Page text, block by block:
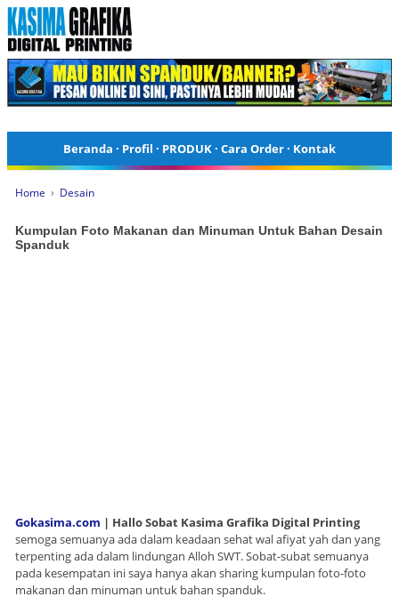
Beranda · Profil · PRODUK· Cara Order· Kontak
Home › Desain
Kumpulan Foto Makanan dan Minuman Untuk Bahan Desain
Spanduk
Gokasima.com | Hallo Sobat Kasima Grafika Digital Printing
semoga semuanya ada dalam keadaan sehat wal afiyat yah dan yang
terpenting ada dalam lindungan Alloh SWT. Sobat-subat semuanya
pada kesempatan ini saya hanya akan sharing kumpulan foto-foto
makanan dan minuman untuk bahan spanduk.